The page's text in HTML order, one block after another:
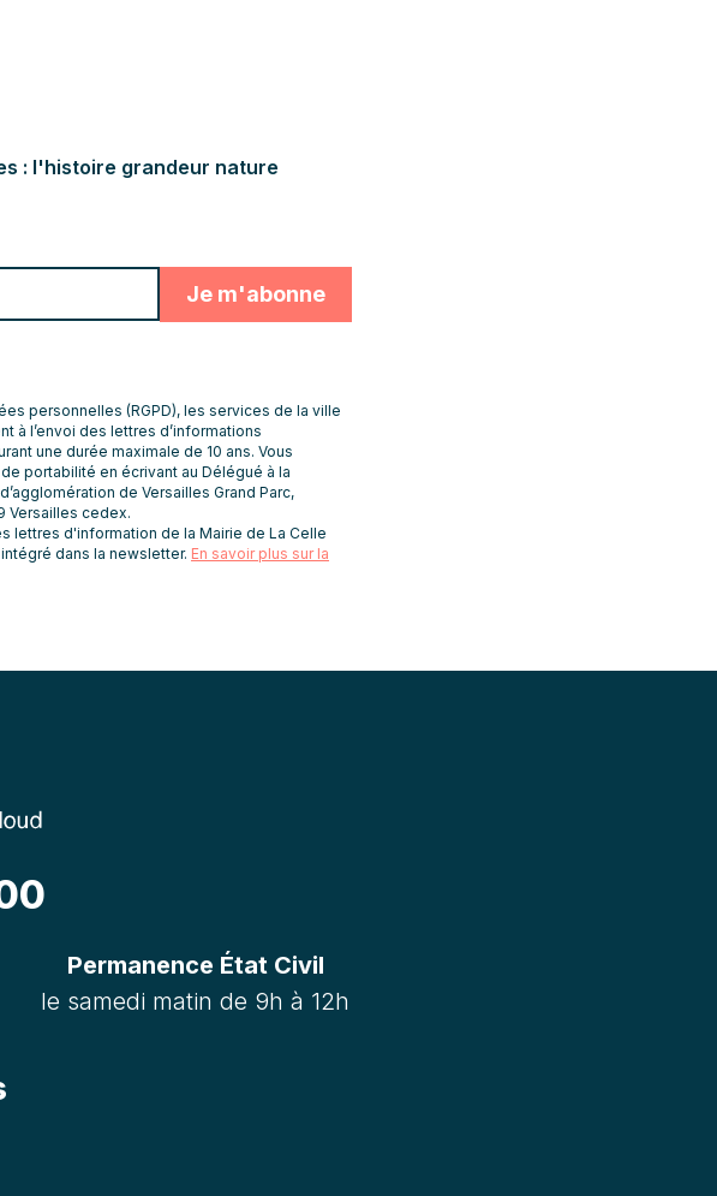
: l'histoire grandeur nature
personnelles (RGPD), les services de la ville
à l’envoi des lettres d’informations
une durée maximale de 10 ans. Vous
portabilité en écrivant au Délégué à la
de Versailles Grand Parc,
Versailles cedex.
lettres d'information de la Mairie de La Celle
dans la newsletter. En savoir plus sur la
Permanence État Civil
le samedi matin de 9h à 12h